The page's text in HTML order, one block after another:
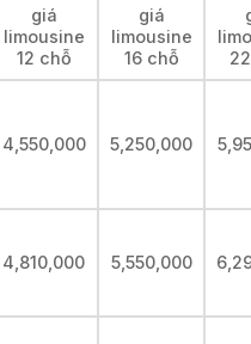
giá
limousine
12 chỗ
giá
limousine
16 chỗ
4,550,000 5,250,000
4,810,000 5,550,000